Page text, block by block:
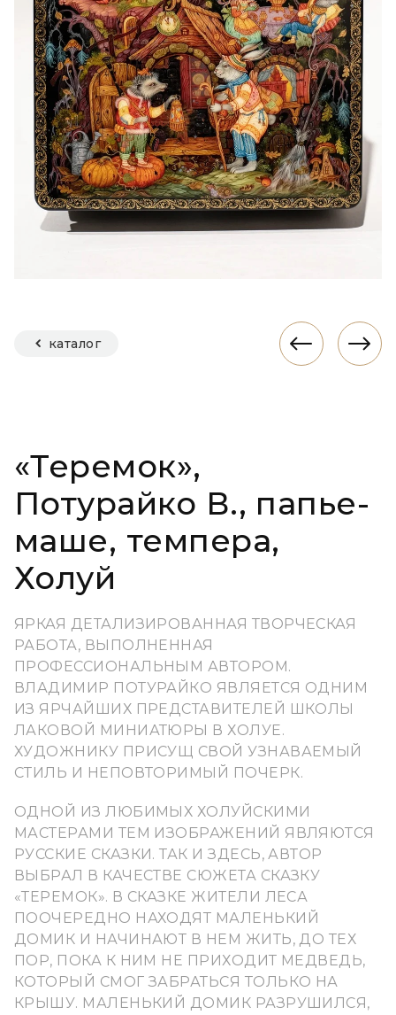
каталог
«Теремок»,
Потурайко В., папье-
маше, темпера,
Холуй
ЯРКАЯ ДЕТАЛИЗИРОВАННАЯ ТВОРЧЕСКАЯ
РАБОТА, ВЫПОЛНЕННАЯ
ПРОФЕССИОНАЛЬНЫМ АВТОРОМ.
ВЛАДИМИР ПОТУРАЙКО ЯВЛЯЕТСЯ ОДНИМ
ИЗ ЯРЧАЙШИХ ПРЕДСТАВИТЕЛЕЙ ШКОЛЫ
ЛАКОВОЙ МИНИАТЮРЫ В ХОЛУЕ.
ХУДОЖНИКУ ПРИСУЩ СВОЙ УЗНАВАЕМЫЙ
СТИЛЬ И НЕПОВТОРИМЫЙ ПОЧЕРК.
ОДНОЙ ИЗ ЛЮБИМЫХ ХОЛУЙСКИМИ
МАСТЕРАМИ ТЕМ ИЗОБРАЖЕНИЙ ЯВЛЯЮТСЯ
РУССКИЕ СКАЗКИ. ТАК И ЗДЕСЬ, АВТОР
ВЫБРАЛ В КАЧЕСТВЕ СЮЖЕТА СКАЗКУ
«ТЕРЕМОК». В СКАЗКЕ ЖИТЕЛИ ЛЕСА
ПООЧЕРЕДНО НАХОДЯТ МАЛЕНЬКИЙ
ДОМИК И НАЧИНАЮТ В НЕМ ЖИТЬ, ДО ТЕХ
ПОР, ПОКА К НИМ НЕ ПРИХОДИТ МЕДВЕДЬ,
КОТОРЫЙ СМОГ ЗАБРАТЬСЯ ТОЛЬКО НА
КРЫШУ. МАЛЕНЬКИЙ ДОМИК РАЗРУШИЛСЯ,